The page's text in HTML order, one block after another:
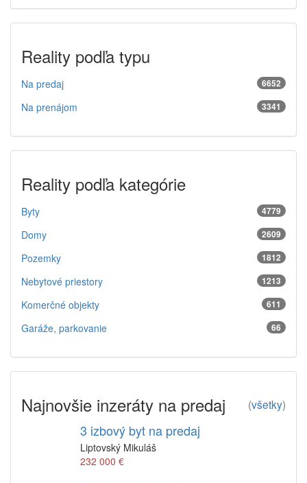
Reality podľa typu
6652
Na predaj
3341
Na prenájom
Reality podľa kategórie
4779
Byty
2609
Domy
1812
Pozemky
1213
Nebytové priestory
611
Komerčné objekty
66
Garáže, parkovanie
(všetky)
Najnovšie inzeráty na predaj
3 izbový byt na predaj
Liptovský Mikuláš
232 000 €